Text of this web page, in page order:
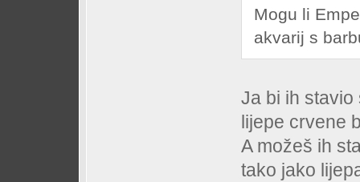
Mogu li
akvarij s
Ja bi ih stavio
lijepe crvene
A možeš ih
tako jako